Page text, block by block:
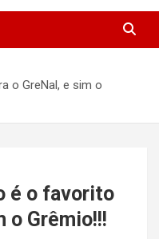
o GreNal, e sim o
é o favorito
o Grêmio!!!